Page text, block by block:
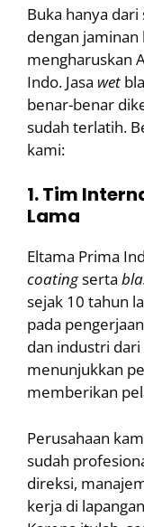
Buka hanya
dengan jaminan
mengharuskan
Indo. Jasa wet
benar-benar
sudah terlatih.
kami:
1. Tim
Lama
Eltama Prima
coatingserta
sejak 10 tahun
pada
dan industri
menunjukkan
memberikan
Perusahaan
sudah
direksi,
kerja di